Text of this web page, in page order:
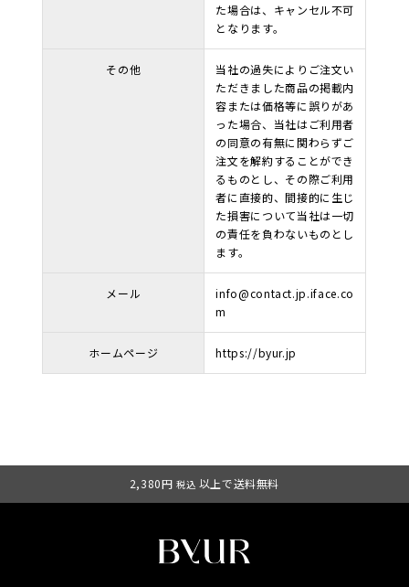
た場合は、キャンセル不可
となります。
その他
当社の過失によりご注文い
ただきました商品の掲載内
容または価格等に誤りがあ
った場合、当社はご利用者
の同意の有無に関わらずご
注文を解約することができ
るものとし、その際ご利用
者に直接的、間接的に生じ
た損害について当社は一切
の責任を負わないものとし
ます。
メール
info@contact.jp.iface.co
m
ホームページ https://byur.jp
2,380円税込 以上で送料無料